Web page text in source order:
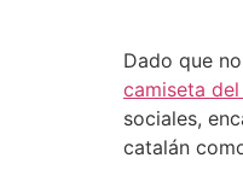
Dado que
camiseta
sociales,
catalán